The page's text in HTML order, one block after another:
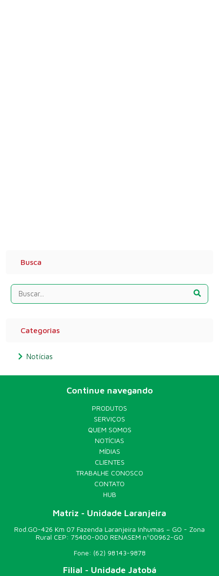
Busca
Categorias
Notícias
Continue navegando
PRODUTOS
SERVIÇOS
QUEM SOMOS
NOTÍCIAS
MÍDIAS
CLIENTES
TRABALHE CONOSCO
CONTATO
HUB
Matriz - Unidade Laranjeira
Rod.GO-426 Km 07 Fazenda Laranjeira Inhumas – GO - Zona
Rural CEP: 75400-000 RENASEM nº00962-GO
Fone: (62) 98143-9878
Filial - Unidade Jatobá